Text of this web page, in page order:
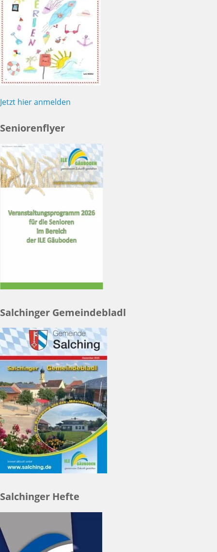
Jetzt hier anmelden
Seniorenflyer
Salchinger Gemeindebladl
Salchinger Hefte